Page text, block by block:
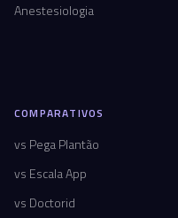
Anestesiologia
COMPARATIVOS
vs Pega Plantão
vs Escala App
vs Doctorid